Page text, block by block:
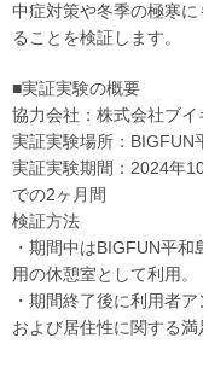
中症対策や冬季の極寒
ることを検証します。
■実証実験の概要
協力会社：株式会社ブ
実証実験場所：BIGFUN
実証実験期間：2024年
での2ヶ月間
検証方法
・期間中はBIGFUN平
用の休憩室として利用。
・期間終了後に利用者
および居住性に関する満